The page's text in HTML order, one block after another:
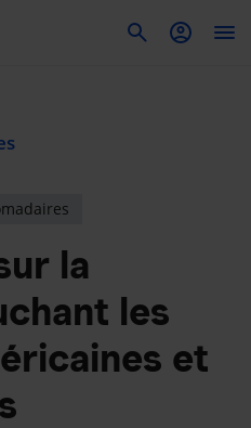
la
les
et